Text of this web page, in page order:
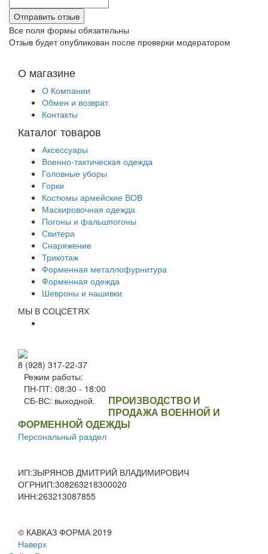
Все поля формы обязательны
Отзыв будет опубликован после проверки модератором
О магазине
О Компании
Обмен и возврат
Контакты
Каталог товаров
Аксессуары
Военно-тактическая одежда
Головные уборы
Горки
Костюмы армейские ВОВ
Маскировочная одежда
Погоны и фальшпогоны
Свитера
Снаряжение
Трикотаж
Форменная металлофурнитура
Форменная одежда
Шевроны и нашивки
МЫ В СОЦСЕТЯХ
8 (928) 317-22-37
Режим работы:
ПН-ПТ: 08:30 - 18:00
СБ-ВС: выходной.
ПРОИЗВОДСТВО И
ПРОДАЖА ВОЕННОЙ И
ФОРМЕННОЙ ОДЕЖДЫ
Персональный раздел
ИП:ЗЫРЯНОВ ДМИТРИЙ ВЛАДИМИРОВИЧ
ОГРНИП:308263218300020
ИНН:263213087855
© КАВКАЗ ФОРМА 2019
Наверх